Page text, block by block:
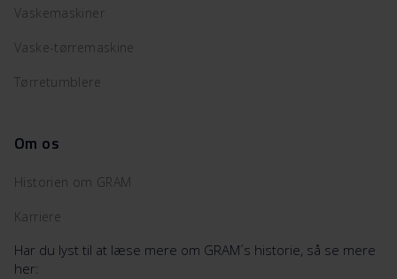
Vaskemaskiner
Vaske-tørremaskine
Tørretumblere
Om os
Historien om GRAM
Karriere
Har du lyst til at læse mere om GRAM´s historie, så se mere
her: